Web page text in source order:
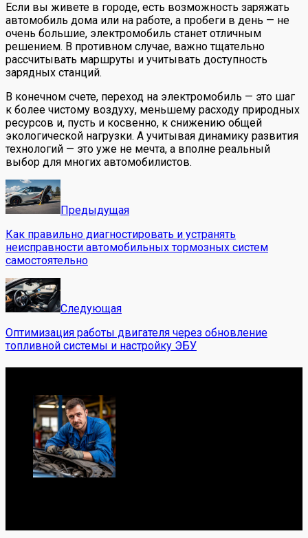
Если вы живете в городе, есть возможность заряжать
автомобиль дома или на работе, а пробеги в день — не
очень большие, электромобиль станет отличным
решением. В противном случае, важно тщательно
рассчитывать маршруты и учитывать доступность
зарядных станций.
В конечном счете, переход на электромобиль — это шаг
к более чистому воздуху, меньшему расходу природных
ресурсов и, пусть и косвенно, к снижению общей
экологической нагрузки. А учитывая динамику развития
технологий — это уже не мечта, а вполне реальный
выбор для многих автомобилистов.
Предыдущая
Как правильно диагностировать и устранять
неисправности автомобильных тормозных систем
самостоятельно
Следующая
Оптимизация работы двигателя через обновление
топливной системы и настройку ЭБУ